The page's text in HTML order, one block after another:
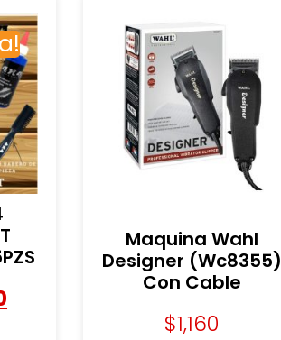
Maquina Wahl
Designer (wc8355)
Con Cable
$1,160